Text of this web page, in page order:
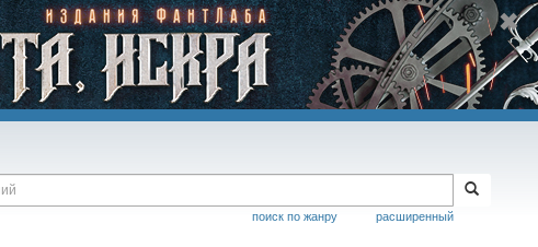
расширенный
поиск по жанру